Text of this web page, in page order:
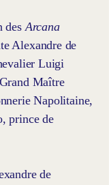
desArcana
Alexandre de
Luigi
Maître
Napolitaine,
prince de
de